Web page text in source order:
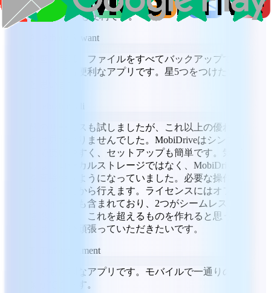
るにはインターネット接続が必要ですが、
Teraboxよりも便利です。
Atharv Sawant
動画、写真、ファイルをすべてバックアップでき
て、とても便利なアプリです。星5つをつけたい
他のサービスも試しましたが、これ以上の優れも
のは見つかりませんでした。MobiDriveはシンプ
ルで使いやすく、セットアップも簡単です。気づ
けば、ローカルストレージではなく、MobiDrive
を直接使うようになっていました。必要な操作は
すべてそこから行えます。ライセンスにはオフィ
ススイートも含まれており、2つがシームレスに
連携します。これを超えるものを作れると思う方
には、ぜひ頑張っていただきたいです。
Timothy Ament
とても便利なアプリです。モバイルで一通りの作
業ができます。